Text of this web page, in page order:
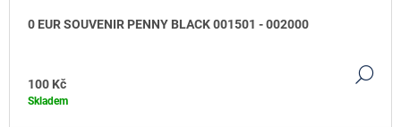
0 EUR SOUVENIR PENNY BLACK 001501 - 002000
100 Kč
Skladem